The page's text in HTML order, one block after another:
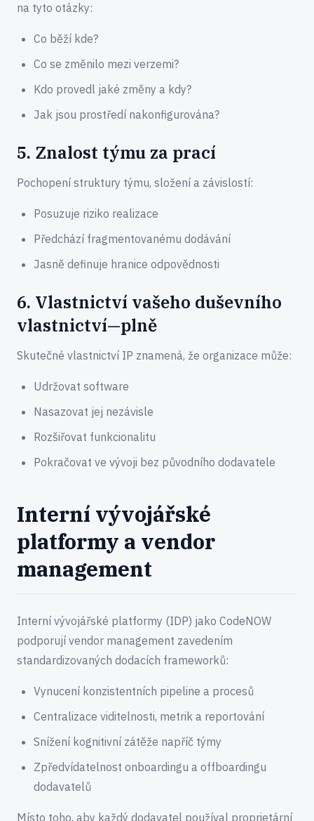
na tyto otázky:
Co běží kde?
Co se změnilo mezi verzemi?
Kdo provedl jaké změny a kdy?
Jak jsou prostředí nakonfigurována?
5. Znalost týmu za prací
Pochopení struktury týmu, složení a závislostí:
Posuzuje riziko realizace
Předchází fragmentovanému dodávání
Jasně definuje hranice odpovědnosti
6. Vlastnictví vašeho duševního
vlastnictví—plně
Skutečné vlastnictví IP znamená, že organizace může:
Udržovat software
Nasazovat jej nezávisle
Rozšiřovat funkcionalitu
Pokračovat ve vývoji bez původního dodavatele
Interní vývojářské
platformy a vendor
management
Interní vývojářské platformy (IDP) jako CodeNOW
podporují vendor management zavedením
standardizovaných dodacích frameworků:
Vynucení konzistentních pipeline a procesů
Centralizace viditelnosti, metrik a reportování
Snížení kognitivní zátěže napříč týmy
Zpředvídatelnost onboardingu a offboardingu
dodavatelů
Místo toho, aby každý dodavatel používal proprietární